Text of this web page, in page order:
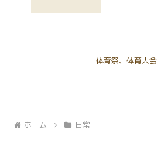
体育祭、体育大会
ホーム 日常